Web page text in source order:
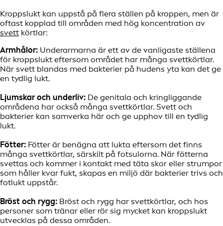
Kroppslukt kan uppstå på flera ställen på kroppen, men är
oftast kopplad till områden med hög koncentration av
svett körtlar:
Armhålor: Underarmarna är ett av de vanligaste ställena
för kroppslukt eftersom området har många svettkörtlar.
När svett blandas med bakterier på hudens yta kan det ge
en tydlig lukt.
Ljumskar och underliv: De genitala och kringliggande
områdena har också många svettkörtlar. Svett och
bakterier kan samverka här och ge upphov till en tydlig
lukt.
Fötter: Fötter är benägna att lukta eftersom det finns
många svettkörtlar, särskilt på fotsulorna. När fötterna
svettas och kommer i kontakt med täta skor eller strumpor
som håller kvar fukt, skapas en miljö där bakterier trivs och
fotlukt uppstår.
Bröst och rygg: Bröst och rygg har svettkörtlar, och hos
personer som tränar eller rör sig mycket kan kroppslukt
utvecklas på dessa områden.